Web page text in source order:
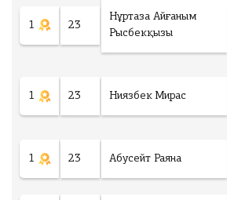
1 23
Нұртаза Айғаным
Рысбекқызы
1 23 Ниязбек Мирас
1 23 Абусейт Раяна